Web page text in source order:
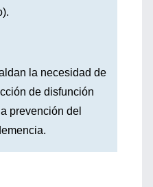
la necesidad de
de disfunción
prevención del